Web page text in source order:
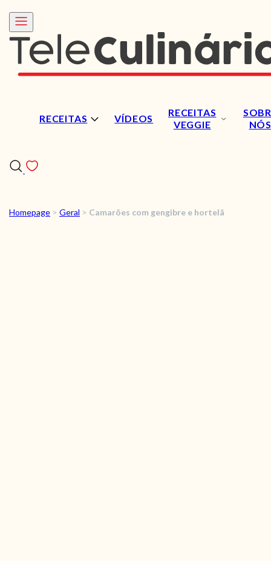
RECEITAS VÍDEOS
RECEITAS
VEGGIE
NÓS
RECEITAS
Homepage > Geral > Camarões com gengibre e hortelã